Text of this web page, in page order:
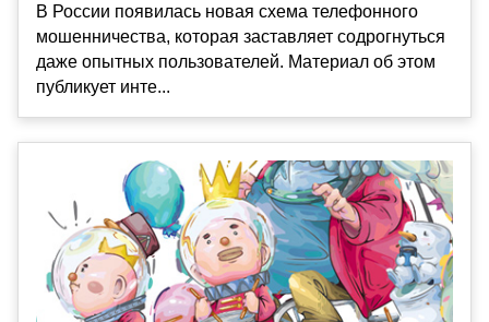
В России появилась новая схема телефонного
мошенничества, которая заставляет содрогнуться
даже опытных пользователей. Материал об этом
публикует инте...